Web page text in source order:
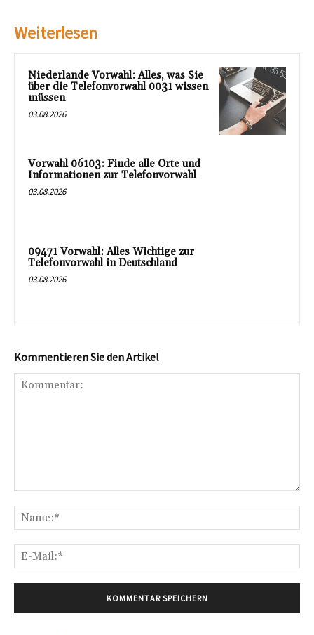
Weiterlesen
Niederlande Vorwahl: Alles, was Sie
über die Telefonvorwahl 0031 wissen
müssen
03.08.2026
Vorwahl 06103: Finde alle Orte und
Informationen zur Telefonvorwahl
03.08.2026
09471 Vorwahl: Alles Wichtige zur
Telefonvorwahl in Deutschland
03.08.2026
Kommentieren Sie den Artikel